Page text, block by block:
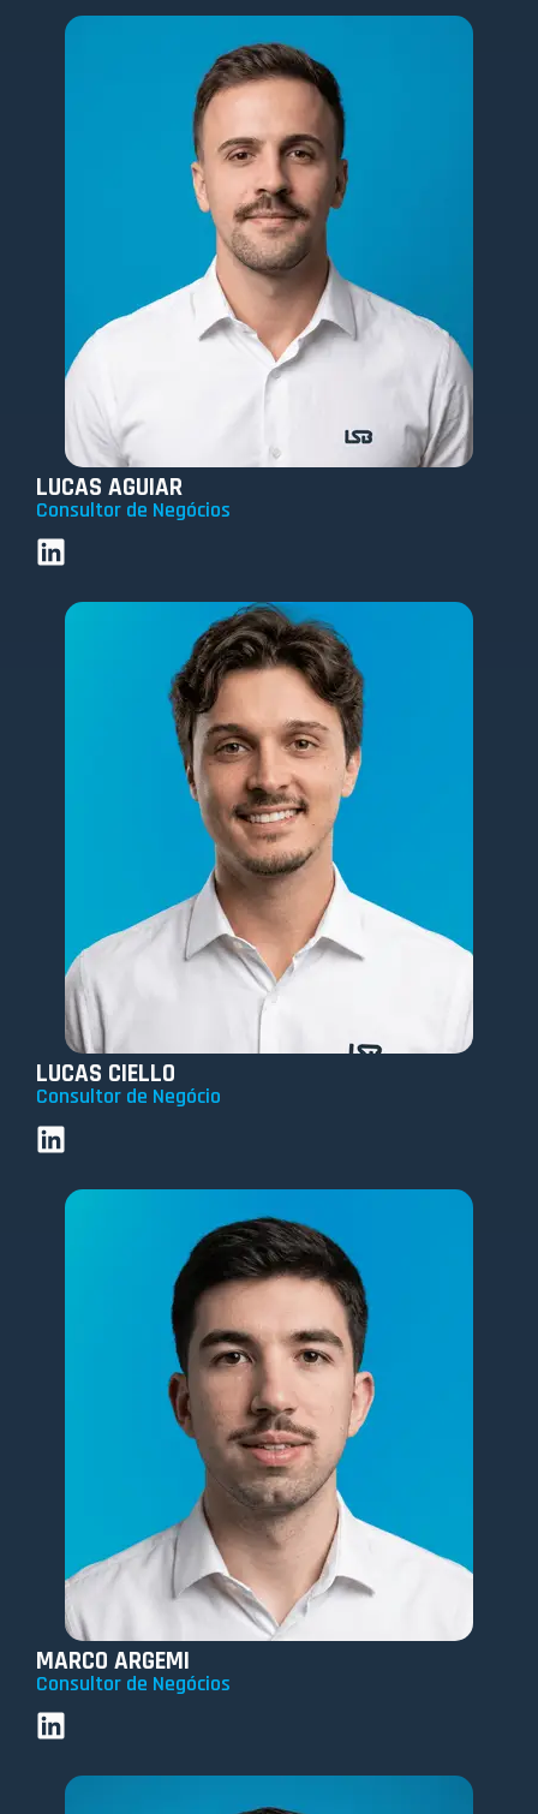
LUCAS AGUIAR
Consultor de Negócios
LUCAS CIELLO
Consultor de Negócio
MARCO ARGEMI
Consultor de Negócios